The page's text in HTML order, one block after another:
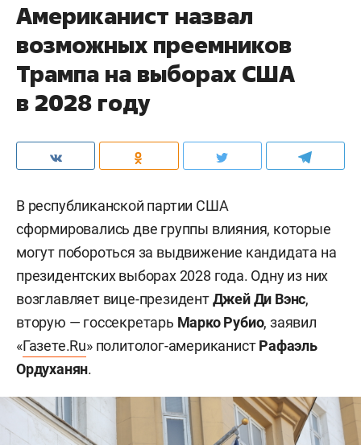
Американист назвал
возможных преемников
Трампа на выборах США
в 2028 году
В республиканской партии США
сформировались две группы влияния, которые
могут побороться за выдвижение кандидата на
президентских выборах 2028 года. Одну из них
возглавляет вице-президентДжей Ди Вэнс,
вторую — госсекретарь Марко Рубио, заявил
«Газете.Ru» политолог-американистРафаэль
Ордуханян.